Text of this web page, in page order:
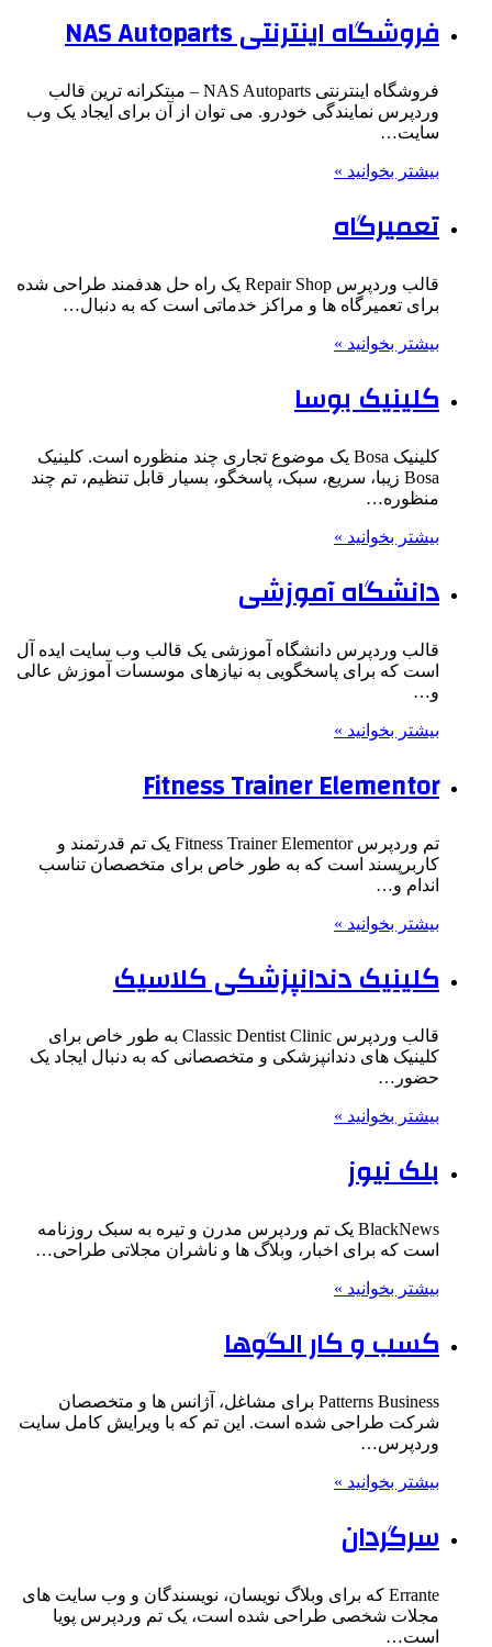
فروشگاه اینترنتی NAS Autoparts
فروشگاه اینترنتی NAS Autoparts – مبتکرانه ترین قالب
وردپرس نمایندگی خودرو. می توان از آن برای ایجاد یک وب
سایت…
بیشتر بخوانید »
تعمیرگاه
قالب وردپرس Repair Shop یک راه حل هدفمند طراحی شده
برای تعمیرگاه ها و مراکز خدماتی است که به دنبال…
بیشتر بخوانید »
کلینیک بوسا
کلینیک Bosa یک موضوع تجاری چند منظوره است. کلینیک
Bosa زیبا، سریع، سبک، پاسخگو، بسیار قابل تنظیم، تم چند
منظوره…
بیشتر بخوانید »
دانشگاه آموزشی
قالب وردپرس دانشگاه آموزشی یک قالب وب سایت ایده آل
است که برای پاسخگویی به نیازهای موسسات آموزش عالی
و…
بیشتر بخوانید »
Fitness Trainer Elementor
تم وردپرس Fitness Trainer Elementor یک تم قدرتمند و
کاربرپسند است که به طور خاص برای متخصصان تناسب
اندام و…
بیشتر بخوانید »
کلینیک دندانپزشکی کلاسیک
قالب وردپرس Classic Dentist Clinic به طور خاص برای
کلینیک های دندانپزشکی و متخصصانی که به دنبال ایجاد یک
حضور…
بیشتر بخوانید »
بلک نیوز
BlackNews یک تم وردپرس مدرن و تیره به سبک روزنامه
است که برای اخبار، وبلاگ ها و ناشران مجلاتی طراحی…
بیشتر بخوانید »
کسب و کار الگوها
Patterns Business برای مشاغل، آژانس ها و متخصصان
شرکت طراحی شده است. این تم که با ویرایش کامل سایت
وردپرس…
بیشتر بخوانید »
سرگردان
Errante که برای وبلاگ نویسان، نویسندگان و وب سایت های
مجلات شخصی طراحی شده است، یک تم وردپرس پویا
است…